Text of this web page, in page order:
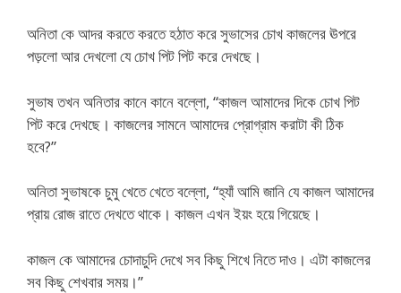
অনিতা কে আদর করতে করতে হঠাত করে সুভাসের চোখ কাজলের ঊপরে
পড়লো আর দেখলো যে চোখ পিট পিট করে দেখছে।
সুভাষ তখন অনিতার কানে কানে বল্লো, “কাজল আমাদের দিকে চোখ পিট
পিট করে দেখছে। কাজলের সামনে আমাদের প্রোগ্রাম করাটা কী ঠিক
হবে?”
অনিতা সুভাষকে চুমু খেতে খেতে বল্লো, “হ্যাঁ আমি জানি যে কাজল আমাদের
প্রায় রোজ রাতে দেখতে থাকে। কাজল এখন ইয়ং হয়ে গিয়েছে।
কাজল কে আমাদের চোদাচুদি দেখে সব কিছু শিখে নিতে দাও। এটা কাজলের
সব কিছু শেখবার সময়।”